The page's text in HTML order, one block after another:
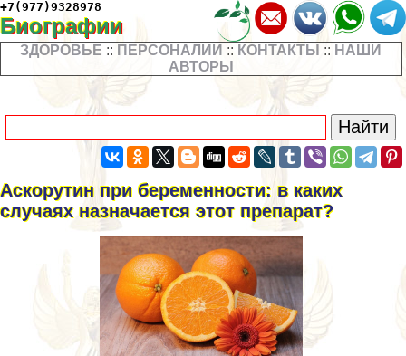
+7(977)9328978
Биографии
ЗДОРОВЬЕ :: ПЕРСОНАЛИИ :: КОНТАКТЫ :: НАШИ
АВТОРЫ
Аскорутин при беременности: в каких
случаях назначается этот препарат?